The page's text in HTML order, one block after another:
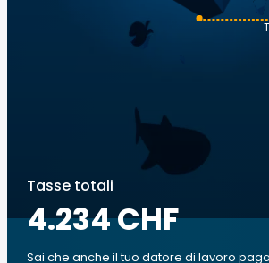
Tasse totali
4.234 CHF
Sai che anche il tuo datore di lavoro